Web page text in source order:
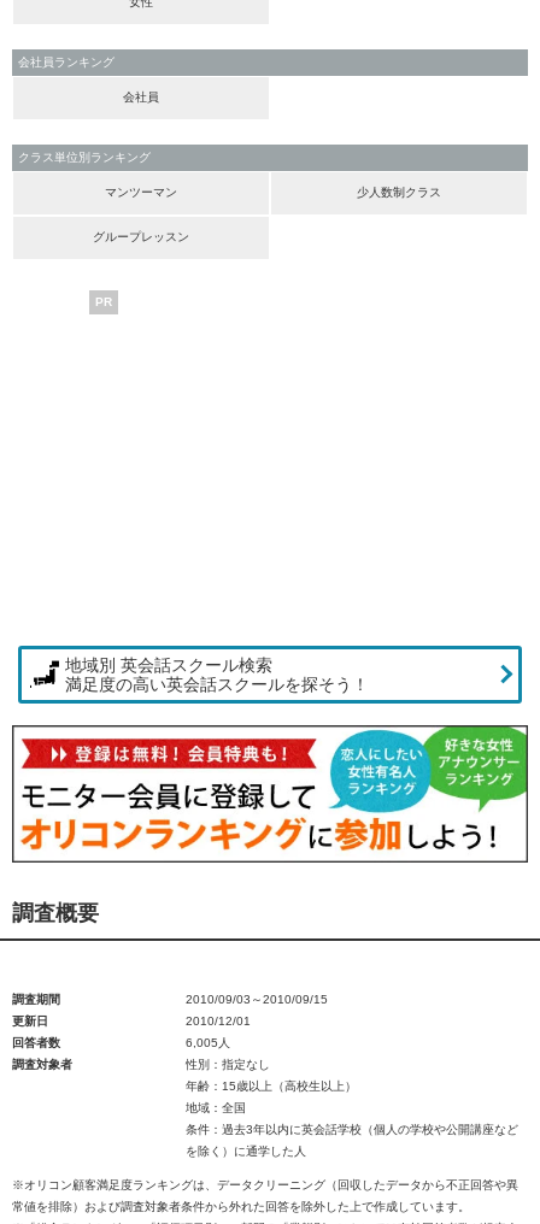
会社員ランキング
会社員
クラス単位別ランキング
マンツーマン 少人数制クラス
グループレッスン
PR
地域別 英会話スクール検索
満足度の高い英会話スクールを探そう！
調査概要
調査期間
2010/09/03～2010/09/15
更新日
2010/12/01
回答者数
6,005人
調査対象者
性別：指定なし
年齢：15歳以上（高校生以上）
地域：全国
条件：過去3年以内に英会話学校（個人の学校や公開講座など
を除く）に通学した人
※オリコン顧客満足度ランキングは、データクリーニング（回収したデータから不正回答や異
常値を排除）および調査対象者条件から外れた回答を除外した上で作成しています。